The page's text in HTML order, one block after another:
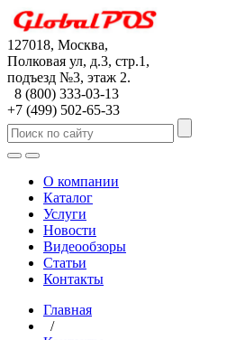
127018, Москва,
Полковая ул, д.3, стр.1,
подъезд №3, этаж 2.
8 (800) 333-03-13
+7 (499) 502-65-33
О компании
Каталог
Услуги
Новости
Видеообзоры
Статьи
Контакты
Главная
/